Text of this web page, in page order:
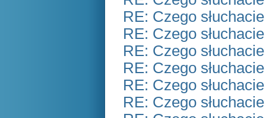
RE: Czego
RE: Czego
RE: Czego
RE: Czego
RE: Czego
RE: Czego